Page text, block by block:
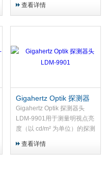
查看详情
Gigahertz Optik 探测器
头 LDM-9901
Gigahertz Optik 探测器头
LDM-9901用于测量明视点亮
度（以 cd/m² 为单位）的探测
查看详情